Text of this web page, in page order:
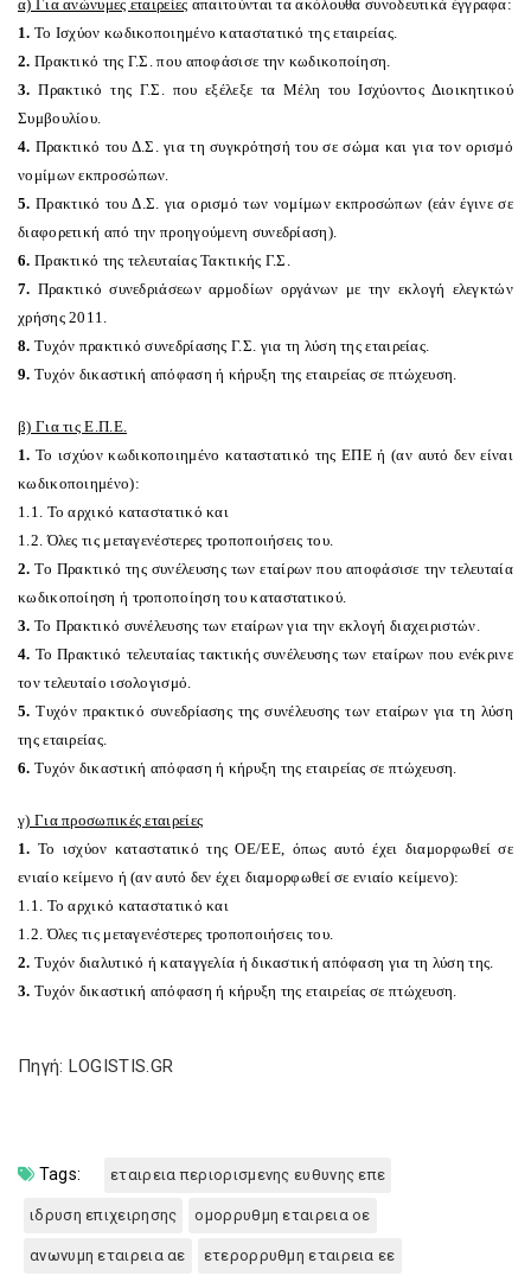
α) Για ανώνυμες εταιρείες απαιτούνται τα ακόλουθα συνοδευτικά έγγραφα:
1. Το Ισχύον κωδικοποιημένο καταστατικό της εταιρείας.
2. Πρακτικό της Γ.Σ. που αποφάσισε την κωδικοποίηση.
3. Πρακτικό της Γ.Σ. που εξέλεξε τα Μέλη του Ισχύοντος Διοικητικού
Συμβουλίου.
4. Πρακτικό του Δ.Σ. για τη συγκρότησή του σε σώμα και για τον ορισμό
νομίμων εκπροσώπων.
5.Πρακτικό του Δ.Σ. για ορισμό των νομίμων εκπροσώπων (εάν έγινε σε
διαφορετική από την προηγούμενη συνεδρίαση).
6. Πρακτικό της τελευταίας Τακτικής Γ.Σ.
7. Πρακτικό συνεδριάσεων αρμοδίων οργάνων με την εκλογή ελεγκτών
χρήσης 2011.
8. Τυχόν πρακτικό συνεδρίασης Γ.Σ. για τη λύση της εταιρείας.
9. Τυχόν δικαστική απόφαση ή κήρυξη της εταιρείας σε πτώχευση.
β) Για τις Ε.Π.Ε.
1.Το ισχύον κωδικοποιημένο καταστατικό της ΕΠΕ ή (αν αυτό δεν είναι
κωδικοποιημένο):
1.1. Το αρχικό καταστατικό και
1.2. Όλες τις μεταγενέστερες τροποποιήσεις του.
2. Το Πρακτικό της συνέλευσης των εταίρων που αποφάσισε την τελευταία
κωδικοποίηση ή τροποποίηση του καταστατικού.
3. Το Πρακτικό συνέλευσης των εταίρων για την εκλογή διαχειριστών.
4. Το Πρακτικό τελευταίας τακτικής συνέλευσης των εταίρων που ενέκρινε
τον τελευταίο ισολογισμό.
5.Τυχόν πρακτικό συνεδρίασης της συνέλευσης των εταίρων για τη λύση
της εταιρείας.
6. Τυχόν δικαστική απόφαση ή κήρυξη της εταιρείας σε πτώχευση.
γ) Για προσωπικές εταιρείες
1. Το ισχύον καταστατικό της ΟΕ/ΕΕ, όπως αυτό έχει διαμορφωθεί σε
ενιαίο κείμενο ή (αν αυτό δεν έχει διαμορφωθεί σε ενιαίο κείμενο):
1.1. Το αρχικό καταστατικό και
1.2. Όλες τις μεταγενέστερες τροποποιήσεις του.
2. Τυχόν διαλυτικό ή καταγγελία ή δικαστική απόφαση για τη λύση της.
3. Τυχόν δικαστική απόφαση ή κήρυξη της εταιρείας σε πτώχευση.
Πηγή: LOGISTIS.GR
Tags: εταιρεια περιορισμενης ευθυνης επε
ιδρυση επιχειρησης ομορρυθμη εταιρεια οε
ανωνυμη εταιρεια αε ετερορρυθμη εταιρεια εε